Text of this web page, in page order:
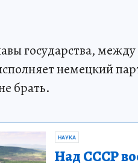
государства,
немецкий
брать.
НАУКА
Над СССР